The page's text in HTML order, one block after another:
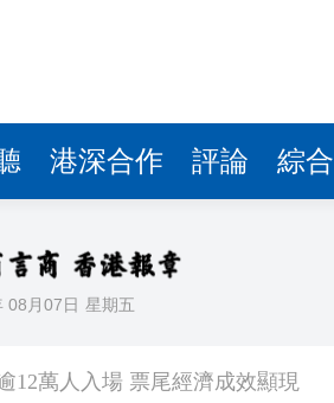
港深合作 評論 綜合
08月07日 星期五
12萬人入場 票尾經濟成效顯現